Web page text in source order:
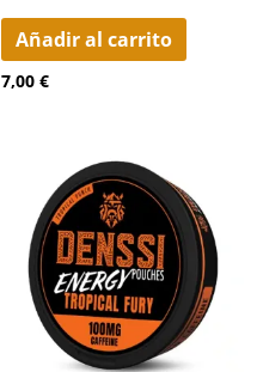
Añadir al carrito
7,00 €